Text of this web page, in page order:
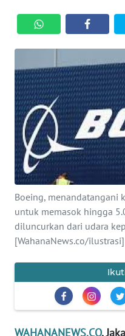
Boeing, menandatangani
untuk memasok hingga
diluncurkan dari udara
[WahanaNews.co/ilustrasi]
WAHANANEWS.CO,
KRIMINAL
EKUIN
SAINS-TEKNO
KESEHATAN
INTERNASIONAL
SERBA-SERBI